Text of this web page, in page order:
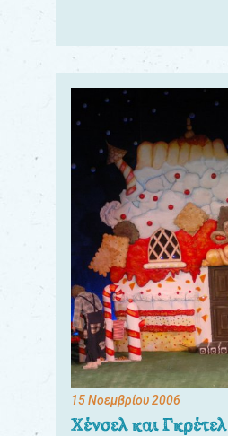
15 Νοεμβρίου 2006
Χένσελ και Γκρέτελ